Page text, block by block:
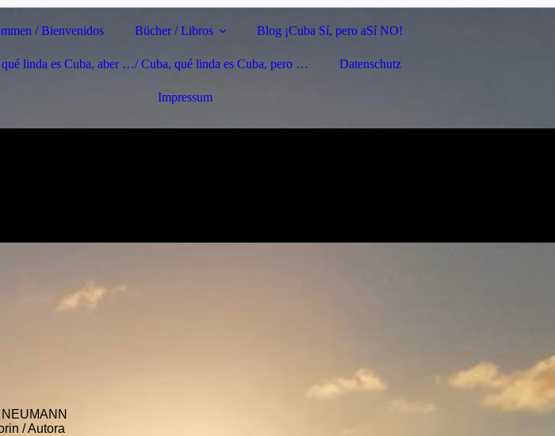
/ Bienvenidos Bücher / Libros Blog ¡Cuba Sí, pero aSí NO!
linda es Cuba, aber …/ Cuba, qué linda es Cuba, pero … Datenschutz
Impressum
NEUMANN
/ Autora